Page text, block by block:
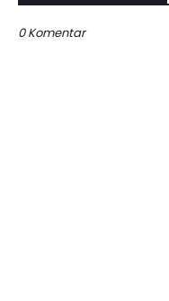
0 Komentar